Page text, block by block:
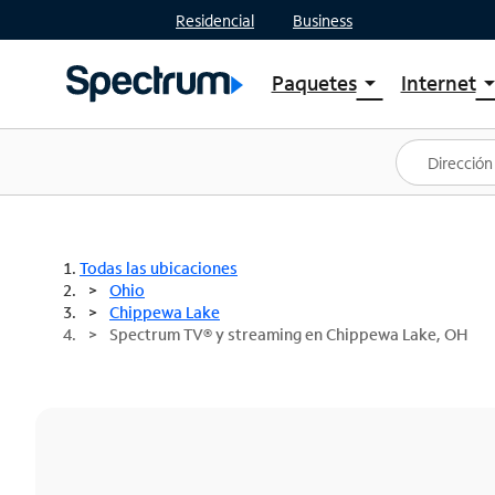
Residencial Business
Paquetesarrow_drop_down
Ver paquetes
Spectrum One
Mejores ofertas
Internetarrow_drop_down
Planes
Todas las ubicaciones
Ohio
Chippewa Lake
Spectrum TV® y streaming en Chippewa Lake, OH